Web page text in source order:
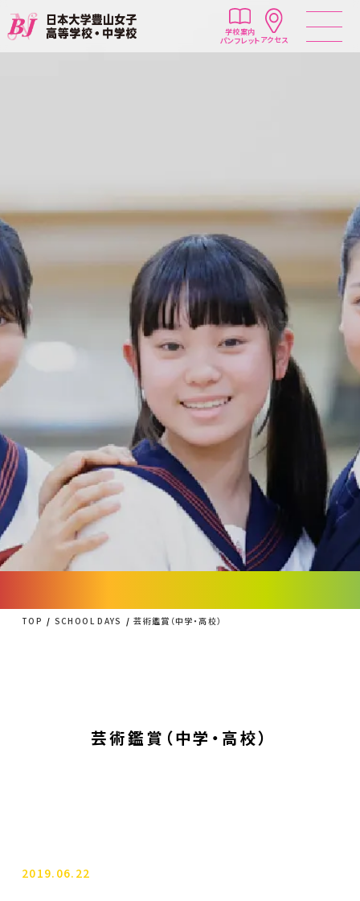
学校案内
パンフレットアクセス
TOP SCHOOL DAYS 芸術鑑賞（中学・高校）
芸術鑑賞（中学・高校）
2019.06.22